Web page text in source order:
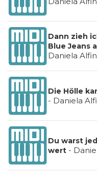
Dann zieh
Blue Jeans
Daniela
Die Hölle
- Daniela
Du warst
wert-